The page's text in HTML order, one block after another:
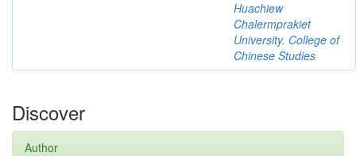
Huachiew
Chalermprakiet
University. College of
Chinese Studies
Discover
Author